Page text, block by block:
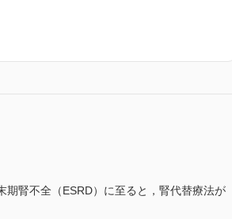
期腎不全（ESRD）に至ると，腎代替療法が